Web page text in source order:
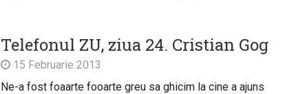
Telefonul ZU, ziua 24. Cristian Gog
15 Februarie 2013
Ne-a fost foaarte fooarte greu sa ghicim la cine a ajuns